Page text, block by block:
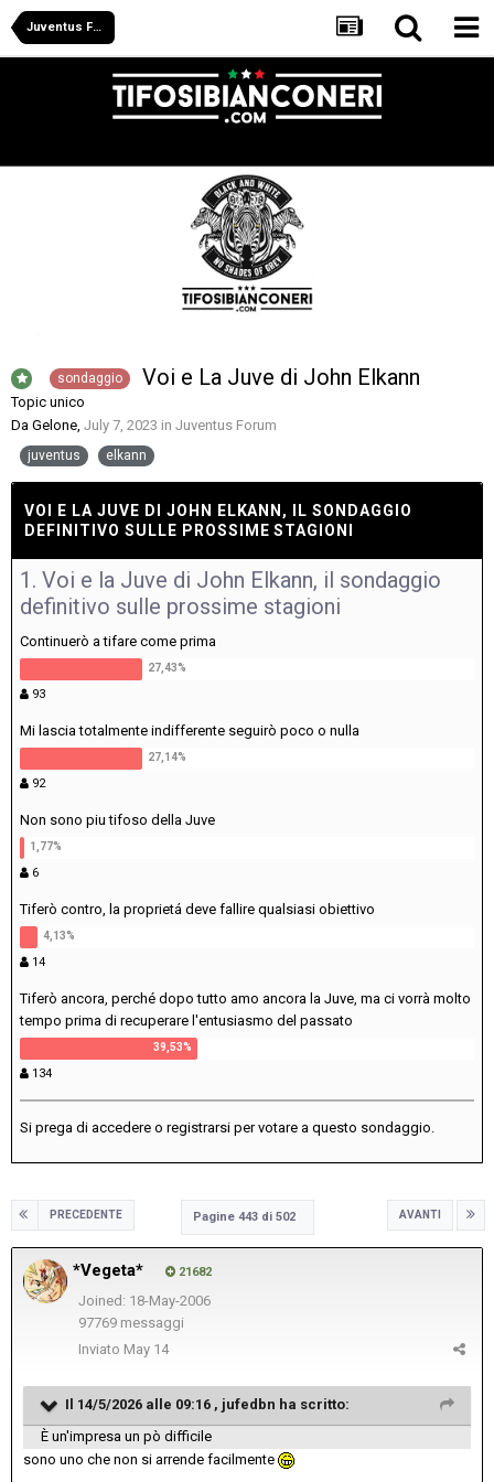
Juventus Forum
sondaggio Voi e La Juve di John Elkann
Topic unico
Da Gelone, July 7, 2023 in Juventus Forum
juventus elkann
VOI E LA JUVE DI JOHN ELKANN, IL SONDAGGIO
DEFINITIVO SULLE PROSSIME STAGIONI
1. Voi e la Juve di John Elkann, il sondaggio
definitivo sulle prossime stagioni
Continuerò a tifare come prima
93
Mi lascia totalmente indifferente seguirò poco o nulla
92
Non sono piu tifoso della Juve
6
Tiferò contro, la proprietá deve fallire qualsiasi obiettivo
14
Tiferò ancora, perché dopo tutto amo ancora la Juve, ma ci vorrà molto
tempo prima di recuperare l'entusiasmo del passato
134
Si prega di accedere o registrarsi per votare a questo sondaggio.
PRECEDENTE AVANTI
Pagine 443 di 502
*Vegeta* 21682
Joined: 18-May-2006
97769 messaggi
Inviato May 14
Il 14/5/2026 alle 09:16 , jufedbn ha scritto:
È un'impresa un pò difficile
sono uno che non si arrende facilmente